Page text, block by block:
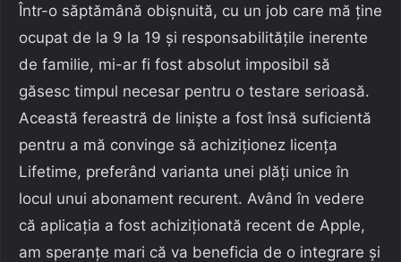
Într-o săptămână obișnuită, cu un job care mă ține
ocupat de la 9 la 19 și responsabilitățile inerente
de familie, mi-ar fi fost absolut imposibil să
găsesc timpul necesar pentru o testare serioasă.
Această fereastră de liniște a fost însă suficientă
pentru a mă convinge să achiziționez licența
Lifetime, preferând varianta unei plăți unice în
locul unui abonament recurent. Având în vedere
că aplicația a fost achiziționată recent de Apple,
am speranțe mari că va beneficia de o integrare și